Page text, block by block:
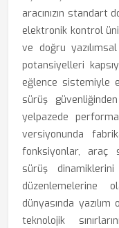
aracınızın standart
elektronik kontrol
ve doğru
potansiyelleri
eğlence sistemiyle
sürüş
yelpazede
versiyonunda
fonksiyonlar, araç
sürüş
düzenlemelerine
dünyasında yazılım
teknolojik